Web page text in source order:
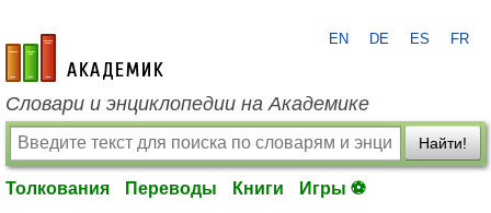
academic.ru
EN DE ES FR
Словари и энциклопедии на Академике
Найти!
Толкования Переводы Книги Игры ⚽